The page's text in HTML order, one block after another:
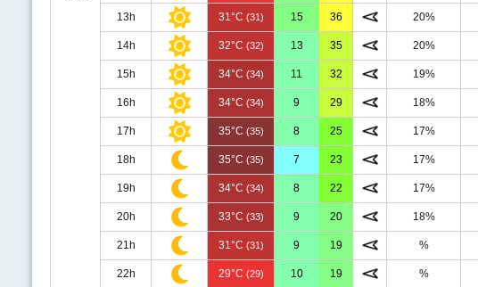
13h 31°C (31) 15 36 20%
14h 32°C (32) 13 35 20%
15h 34°C (34) 11 32 19%
16h 34°C (34) 9 29 18%
17h 35°C (35) 8 25 17%
18h 35°C (35) 7 23 17%
19h 34°C (34) 8 22 17%
20h 33°C (33) 9 20 18%
21h 31°C (31) 9 19 %
22h 29°C (29) 10 19 %